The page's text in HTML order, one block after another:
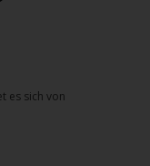
es sich von